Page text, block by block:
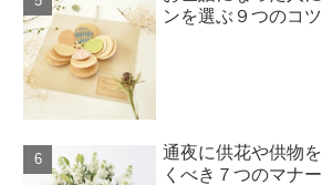
ンを選ぶ９つのコツ
通夜に供花や供物
くべき７つのマナー